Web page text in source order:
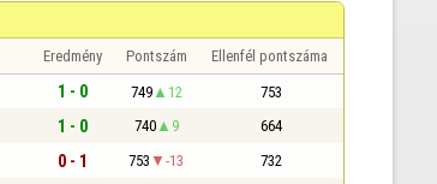
Eredmény Pontszám Ellenfél pontszáma
1 - 0 749 12 753
1 - 0 740 9 664
0 - 1 753 -13 732